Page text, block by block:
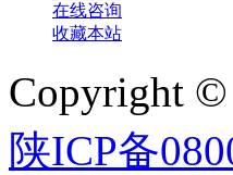
在线咨询
收藏本站
Copyright
陕ICP备